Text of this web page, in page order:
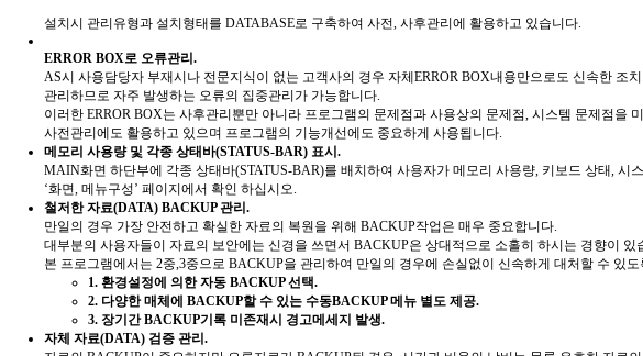
설치시 관리유형과 설치형태를 DATABASE로 구축하여 사전, 사후관리에 활용하고 있습니다.
ERROR BOX로 오류관리.
AS시 사용담당자 부재시나 전문지식이 없는 고객사의 경우 자체ERROR BOX내용만으로도 신속한 조
관리하므로 자주 발생하는 오류의 집중관리가 가능합니다.
이러한 ERROR BOX는 사후관리뿐만 아니라 프로그램의 문제점과 사용상의 문제점, 시스템 문제점을
사전관리에도 활용하고 있으며 프로그램의 기능개선에도 중요하게 사용됩니다.
메모리 사용량 및 각종 상태바(STATUS-BAR) 표시.
MAIN화면 하단부에 각종 상태바(STATUS-BAR)를 배치하여 사용자가 메모리 사용량, 키보드 상태, 시
‘화면, 메뉴구성’ 페이지에서 확인 하십시오.
철저한 자료(DATA) BACKUP 관리.
만일의 경우 가장 안전하고 확실한 자료의 복원을 위해 BACKUP작업은 매우 중요합니다.
대부분의 사용자들이 자료의 보안에는 신경을 쓰면서 BACKUP은 상대적으로 소홀히 하시는 경향이 있
본 프로그램에서는 2중,3중으로 BACKUP을 관리하여 만일의 경우에 손실없이 신속하게 대처할 수 있
1. 환경설정에 의한 자동 BACKUP 선택.
2. 다양한 매체에 BACKUP할 수 있는 수동BACKUP 메뉴 별도 제공.
3. 장기간 BACKUP기록 미존재시 경고메세지 발생.
자체 자료(DATA) 검증 관리.